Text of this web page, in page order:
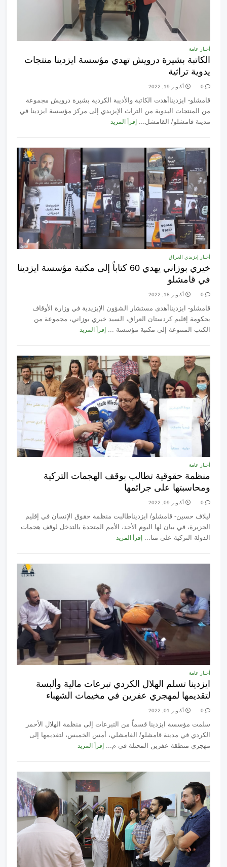
أخبار عامة
الكاتبة بشيرة درويش تهدي مؤسسة ايزدينا منتجات
يدوية تراثية
0 أكتوبر 19, 2022
قامشلو- ايزديناأهدت الكاتبة والأديبة الكردية بشيرة درويش مجموعة
من المنتجات اليدوية من التراث الإيزيدي إلى مركز مؤسسة ايزدينا في
مدينة قامشلو/ القامشل...
إقرأ المزيد
أخبار إيزيدي العراق
خيري بوزاني يهدي 60 كتاباً إلى مكتبة مؤسسة ايزدينا
في قامشلو
0 أكتوبر 18, 2022
قامشلو- ايزديناأهدى مستشار الشؤون الإيزيدية في وزارة الأوقاف
بحكومة إقليم كردستان العراق، السيد خيري بوزاني، مجموعة من
الكتب المتنوعة إلى مكتبة مؤسسة ...
إقرأ المزيد
أخبار عامة
منظمة حقوقية تطالب بوقف الهجمات التركية
ومحاسبتها على جرائمها
0 أكتوبر 09, 2022
ليلاف حسين- قامشلو/ ايزديناطالبت منظمة حقوق الإنسان في إقليم
الجزيرة، في بيان لها اليوم الأحد، الأمم المتحدة بالتدخل لوقف هجمات
الدولة التركية على منا...
إقرأ المزيد
أخبار عامة
ايزدينا تسلم الهلال الكردي تبرعات مالية وألبسة
لتقديمها لمهجري عفرين في مخيمات الشهباء
0 أكتوبر 01, 2022
سلمت مؤسسة ايزدينا قسماً من التبرعات إلى منظمة الهلال الأحمر
الكردي في مدينة قامشلو/ القامشلي، أمس الخميس، لتقديمها إلى
مهجري منطقة عفرين المحتلة في م...
إقرأ المزيد